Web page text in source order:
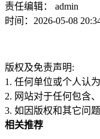
责任编辑： admin
时间：2026-05-08
版权及免责声明:
1. 任何单位或个人认
2. 网站对于任何包含
3. 如因版权和其它问
相关推荐